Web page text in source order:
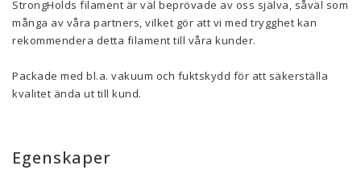
StrongHolds filament är väl beprövade av oss själva, såväl som
många av våra partners, vilket gör att vi med trygghet kan
rekommendera detta filament till våra kunder.
Packade med bl.a. vakuum och fuktskydd för att säkerställa
kvalitet ända ut till kund.
Egenskaper